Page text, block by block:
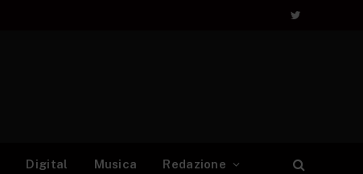
Twitter
Digital Musica Redazione